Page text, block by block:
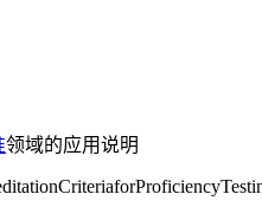
领域的应用说明